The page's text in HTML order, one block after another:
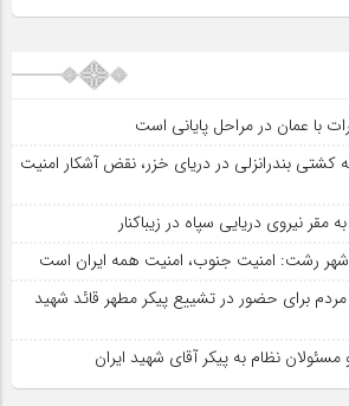
با عمان در مراحل پایانی است
کشتی بندرانزلی در دریای خزر، نقض آشکار امنیت
مقر نیروی دریایی سپاه در زیباکنار
رشت: امنیت جنوب، امنیت همه ایران است
برای حضور در تشییع پیکر مطهر قائد شهید
مسئولان نظام به پیکر آقای شهید ایران